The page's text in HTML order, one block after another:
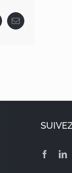
Email